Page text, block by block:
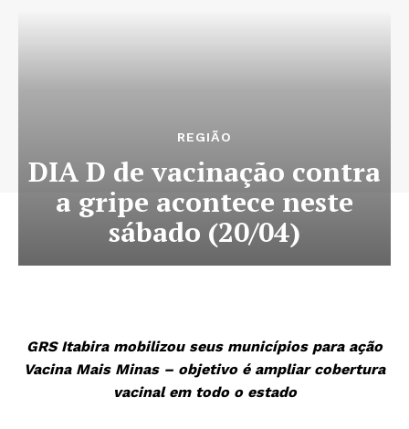
REGIÃO
DIA D de vacinação contra
a gripe acontece neste
sábado (20/04)
GRS Itabira mobilizou seus municípios para ação
Vacina Mais Minas – objetivo é ampliar cobertura
vacinal em todo o estado